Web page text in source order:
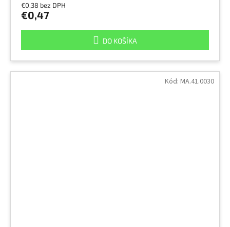
€0,38 bez DPH
€0,47
DO KOŠÍKA
Kód: MA.41.0030